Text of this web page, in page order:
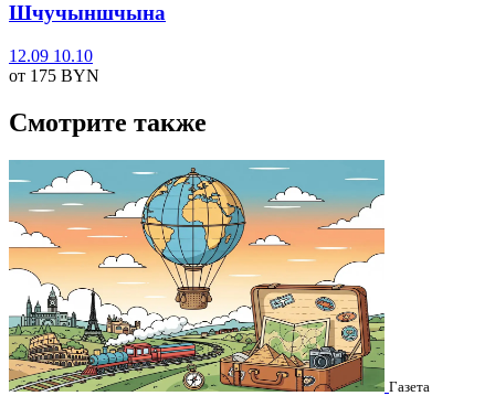
Шчучыншчына
12.09 10.10
от 175 BYN
Смотрите также
Газета